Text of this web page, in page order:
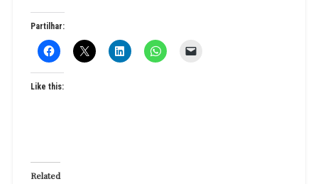
Partilhar:
Like this:
Related